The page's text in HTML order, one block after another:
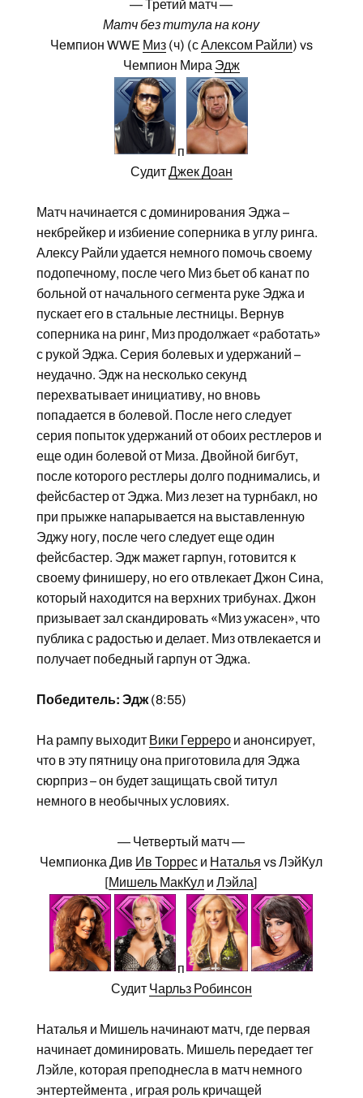
— Третий матч —
Матч без титула на кону
Чемпион WWE Миз(ч) (сАлексом Райли) vs
Чемпион Мира Эдж
п
СудитДжек Доан
Матч начинается с доминирования Эджа –
некбрейкер и избиение соперника в углу ринга.
Алексу Райли удается немного помочь своему
подопечному, после чего Миз бьет об канат по
больной от начального сегмента руке Эджа и
пускает его в стальные лестницы. Вернув
соперника на ринг, Миз продолжает «работать»
с рукой Эджа. Серия болевых и удержаний –
неудачно. Эдж на несколько секунд
перехватывает инициативу, но вновь
попадается в болевой. После него следует
серия попыток удержаний от обоих рестлеров и
еще один болевой от Миза. Двойной бигбут,
после которого рестлеры долго поднимались, и
фейсбастер от Эджа. Миз лезет на турнбакл, но
при прыжке напарывается на выставленную
Эджу ногу, после чего следует еще один
фейсбастер. Эдж мажет гарпун, готовится к
своему финишеру, но его отвлекает Джон Сина,
который находится на верхних трибунах. Джон
призывает зал скандировать «Миз ужасен», что
публика с радостью и делает. Миз отвлекается и
получает победный гарпун от Эджа.
Победитель: Эдж(8:55)
На рампу выходит Вики Геррерои анонсирует,
что в эту пятницу она приготовила для Эджа
сюрприз – он будет защищать свой титул
немного в необычных условиях.
— Четвертый матч —
Чемпионка Див Ив Торрес и Наталья vs ЛэйКул
[Мишель МакКул иЛэйла]
п
Судит Чарльз Робинсон
Наталья и Мишель начинают матч, где первая
начинает доминировать. Мишель передает тег
Лэйле, которая преподнесла в матч немного
энтертеймента , играя роль кричащей